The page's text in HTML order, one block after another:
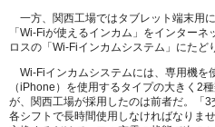
一方、関西工場ではタブレット端末用
「Wi-Fiが使えるインカム」をインター
ロスの「Wi-Fiインカムシステム」にたど
Wi-Fiインカムシステムには、専用機を
（iPhone）を使用するタイプの大きく2
が、関西工場が採用したのは前者だ。「3
各シフトで長時間使用しなければなりま